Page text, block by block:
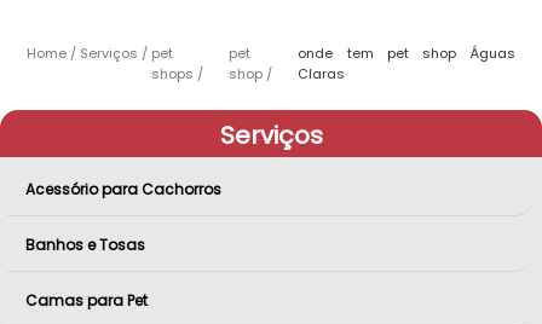
Home Serviços
pet
shops
pet
shop
onde tem pet shop Águas
Claras
Serviços
Acessório para Cachorros
Banhos e Tosas
Camas para Pet